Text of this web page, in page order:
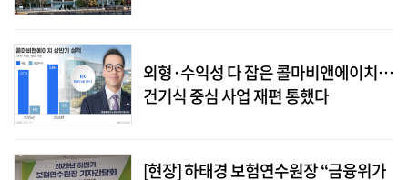
외형·수익성 다 잡은 콜마비앤에이치…
건기식 중심 사업 재편 통했다
[현장] 하태경 보험연수원장 “금융위가